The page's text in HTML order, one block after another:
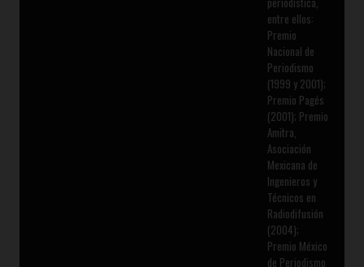
entre ellos:
Premio
Nacional de
Periodismo
(1999 y 2001);
Premio Pagés
(2001); Premio
Amitra,
Asociación
Mexicana de
Ingenieros y
Técnicos en
Radiodifusión
(2004);
Premio México
de Periodismo